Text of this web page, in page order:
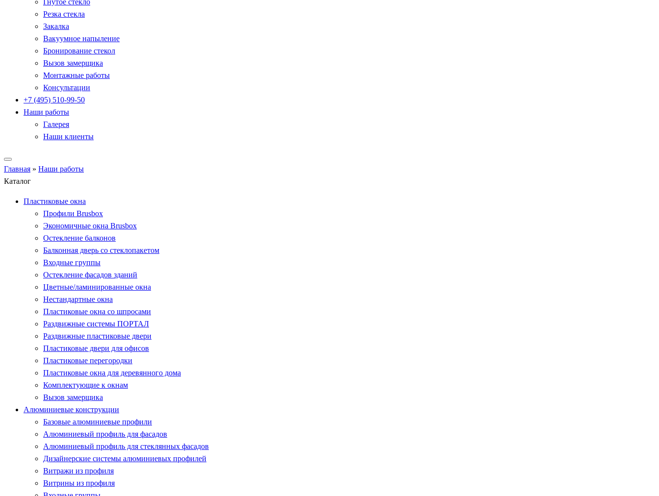
Гнутое стекло
Резка стекла
Закалка
Вакуумное напыление
Бронирование стекол
Вызов замерщика
Монтажные работы
Консультации
+7 (495) 510-99-50
Наши работы
Галерея
Наши клиенты
Главная » Наши работы
Каталог
Пластиковые окна
Профили Brusbox
Экономичные окна Brusbox
Остекление балконов
Балконная дверь со стеклопакетом
Входные группы
Остекление фасадов зданий
Цветные/ламинированные окна
Нестандартные окна
Пластиковые окна со шпросами
Раздвижные системы ПОРТАЛ
Раздвижные пластиковые двери
Пластиковые двери для офисов
Пластиковые перегородки
Пластиковые окна для деревянного дома
Комплектующие к окнам
Вызов замерщика
Алюминиевые конструкции
Базовые алюминиевые профили
Алюминиевый профиль для фасадов
Алюминиевый профиль для стеклянных фасадов
Дизайнерские системы алюминиевых профилей
Витражи из профиля
Витрины из профиля